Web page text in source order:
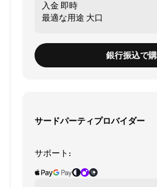
入金 即時
最適な用途 大口
銀行振込で
サードパーティプロバイダー
サポート: